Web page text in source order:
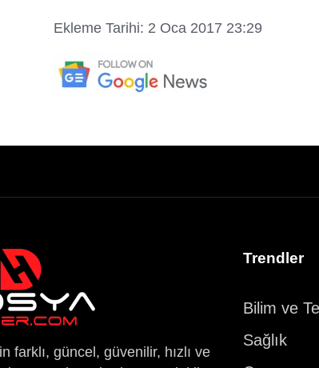
Ekleme Tarihi: 2 Oca 2017 23:29
farklı, güncel, güvenilir, hızlı ve
Trendler
Bilim ve
Sağlık